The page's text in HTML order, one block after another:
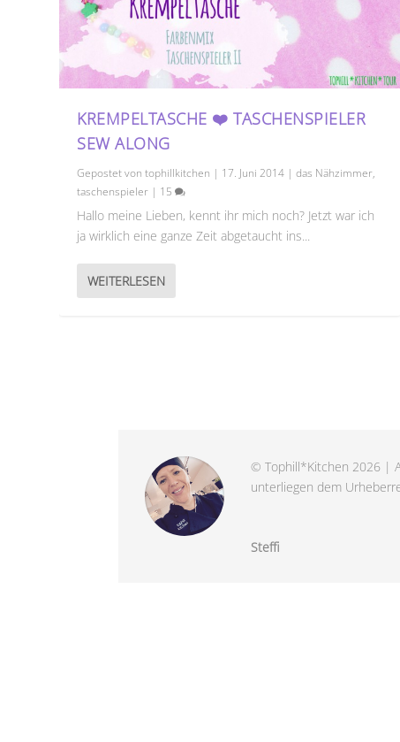
KREMPELTASCHE ❤️ TASCHENSPIELER
SEW ALONG
Gepostet vontophillkitchen | 17. Juni 2014 |das Nähzimmer,
taschenspieler | 15
Hallo meine Lieben, kennt ihr mich noch? Jetzt war ich
ja wirklich eine ganze Zeit abgetaucht ins...
WEITERLESEN
© Tophill*Kitchen 2026 |
unterliegen dem
Steffi